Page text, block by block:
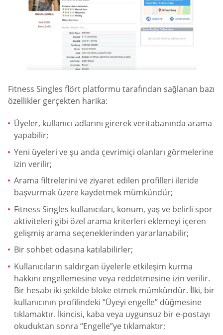
Fitness Singles flört platformu tarafından sağlanan bazı
özellikler gerçekten harika:
Üyeler, kullanıcı adlarını girerek veritabanında arama
yapabilir;
Yeni üyeleri ve şu anda çevrimiçi olanları görmelerine
izin verilir;
Arama filtrelerini ve ziyaret edilen profilleri ileride
başvurmak üzere kaydetmek mümkündür;
Fitness Singles kullanıcıları, konum, yaş ve belirli spor
aktiviteleri gibi özel arama kriterleri eklemeyi içeren
gelişmiş arama seçeneklerinden yararlanabilir;
Bir sohbet odasına katılabilirler;
Kullanıcıların saldırgan üyelerle etkileşim kurma
hakkını engellemesine veya reddetmesine izin verilir.
Bir hesabı iki şekilde bloke etmek mümkündür. İlki, bir
kullanıcının profilindeki “Üyeyi engelle” düğmesine
tıklamaktır. İkincisi, kaba veya uygunsuz bir e-postayı
okuduktan sonra “Engelle”ye tıklamaktır;